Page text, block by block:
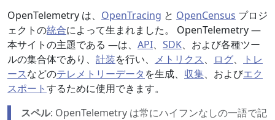
OpenTelemetry は、 OpenTracing と OpenCensus プロジ
ェクトの統合によって生まれました。 OpenTelemetry —
本サイトの主題である —は、 API、 SDK、および各種ツー
ルの集合体であり、 計装を行い、 メトリクス、 ログ、
トレ
ースなどのテレメトリーデータ を生成、 収集、およびエク
スポートするために使用できます。
スペル: OpenTelemetry は常にハイフンなしの一語で記